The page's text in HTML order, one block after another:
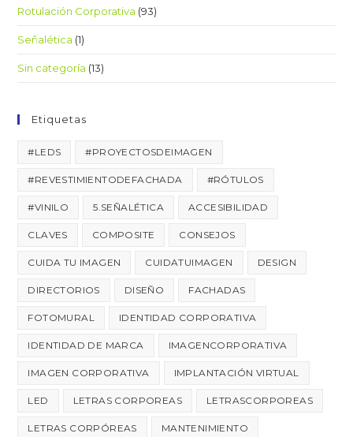
Rotulación Corporativa (93)
Señalética (1)
Sin categoría (13)
Etiquetas
#LEDS #PROYECTOSDEIMAGEN
#REVESTIMIENTODEFACHADA #RÓTULOS
#VINILO 5.SEÑALÉTICA ACCESIBILIDAD
CLAVES COMPOSITE CONSEJOS
CUIDA TU IMAGEN CUIDATUIMAGEN DESIGN
DIRECTORIOS DISEÑO FACHADAS
FOTOMURAL IDENTIDAD CORPORATIVA
IDENTIDAD DE MARCA IMAGENCORPORATIVA
IMAGEN CORPORATIVA IMPLANTACIÓN VIRTUAL
LED LETRAS CORPOREAS LETRASCORPOREAS
LETRAS CORPÓREAS MANTENIMIENTO